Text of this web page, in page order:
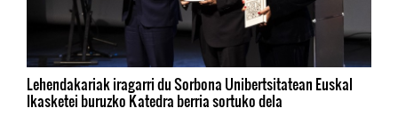
Lehendakariak iragarri du Sorbona Unibertsitatean Euskal
Ikasketei buruzko Katedra berria sortuko dela